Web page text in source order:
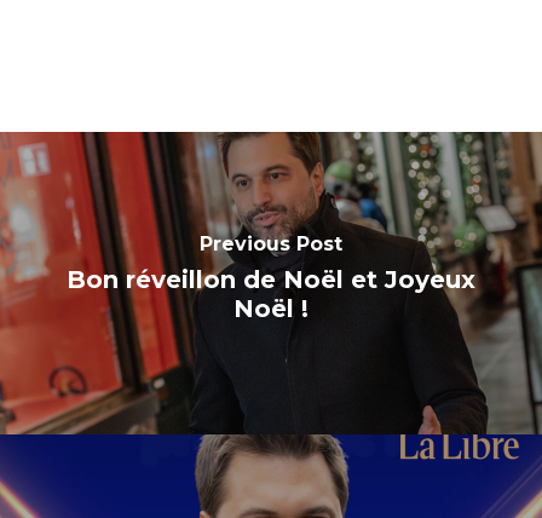
Previous Post
Bon réveillon de Noël et Joyeux
Noël !